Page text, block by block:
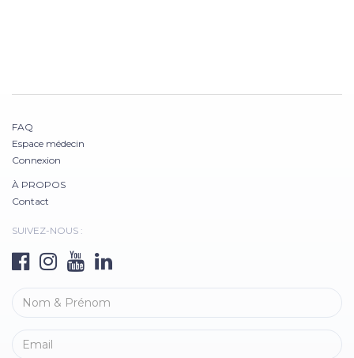
FAQ
Espace médecin
Connexion
À PROPOS
Contact
SUIVEZ-NOUS :